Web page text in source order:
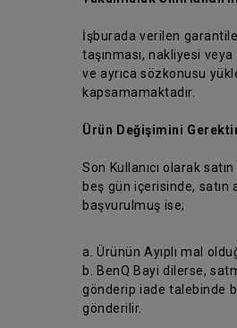
İşburada verilen
taşınması, nakliyesi
ve ayrıca sözkonusu
kapsamamaktadır.
Ürün Değişimini
Son Kullanıcı olarak
beş gün içerisinde,
başvurulmuş ise;
a. Ürünün Ayıplı mal
b. BenQ Bayi dilerse,
gönderip iade talebinde
gönderilir.